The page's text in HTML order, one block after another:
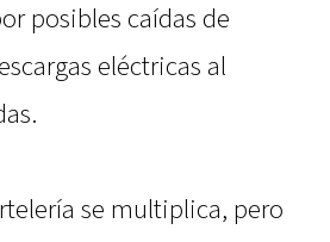
posibles caídas de
eléctricas al
se multiplica, pero